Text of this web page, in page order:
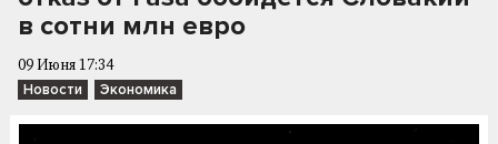
в сотни млн евро
09 Июня 17:34
Новости Экономика